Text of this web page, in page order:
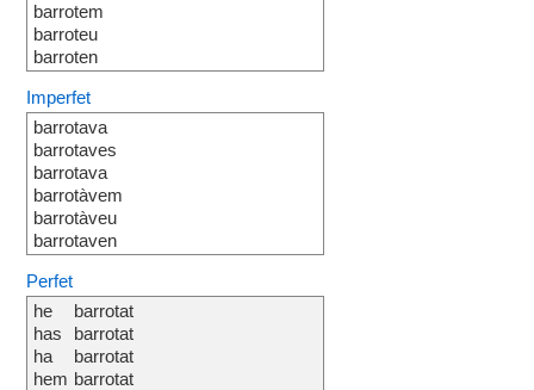
barrotem
barroteu
barroten
Imperfet
barrotava
barrotaves
barrotava
barrotàvem
barrotàveu
barrotaven
Perfet
he
has
ha
hem
barrotat
barrotat
barrotat
barrotat